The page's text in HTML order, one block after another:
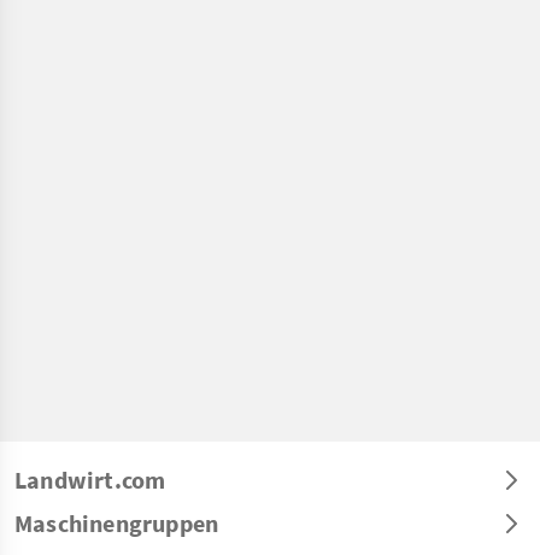
Landwirt.com
Maschinengruppen